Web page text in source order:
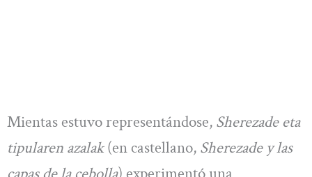
Mientas estuvo representándose, Sherezade eta
tipularen azalak(en castellano, Sherezade y las